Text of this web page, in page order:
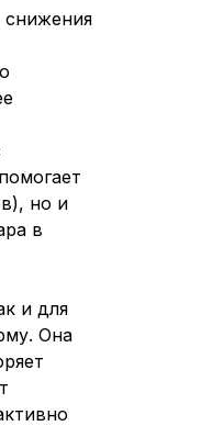
снижения
но и
в
и для
Она